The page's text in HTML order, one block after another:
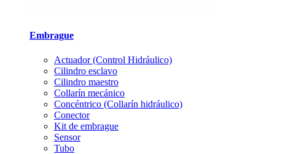
Embrague
Actuador (Control Hidráulico)
Cilindro esclavo
Cilindro maestro
Collarín mecánico
Concéntrico (Collarín hidráulico)
Conector
Kit de embrague
Sensor
Tubo